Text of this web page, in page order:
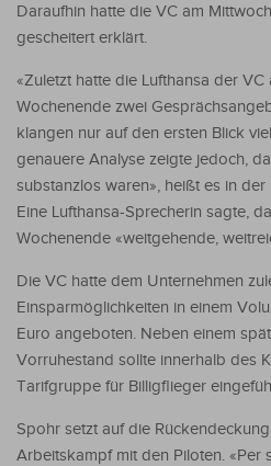
Daraufhin hatte die VC am
gescheitert erklärt.
«Zuletzt hatte die Lufthansa der
Wochenende zwei
klangen nur auf den ersten Blick
genauere Analyse zeigte jedoch,
substanzlos waren», heißt es in
Eine Lufthansa-Sprecherin sagte,
Wochenende «weitgehende,
Die VC hatte dem Unternehmen
Einsparmöglichkeiten in einem
Euro angeboten. Neben einem
Vorruhestand sollte innerhalb des
Tarifgruppe für Billigflieger
Spohr setzt auf die
Arbeitskampf mit den Piloten. «Per